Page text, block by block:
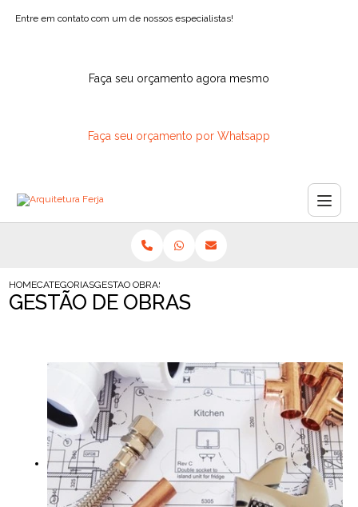
Entre em contato com um de nossos especialistas!
Faça seu orçamento agora mesmo
Faça seu orçamento por Whatsapp
HOMECATEGORIASGESTAO OBRAS
GESTÃO DE OBRAS